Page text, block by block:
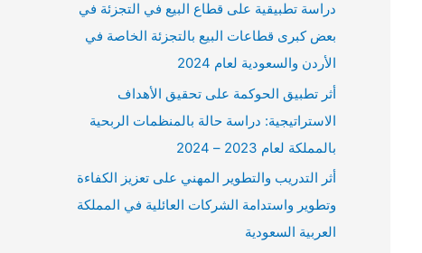
دراسة تطبيقية على قطاع البيع في التجزئة في
بعض كبرى قطاعات البيع بالتجزئة الخاصة في
الأردن والسعودية لعام 2024
أثر تطبيق الحوكمة على تحقيق الأهداف
الاستراتيجية: دراسة حالة بالمنظمات الربحية
بالمملكة لعام 2023 – 2024
أثر التدريب والتطوير المهني على تعزيز الكفاءة
وتطوير واستدامة الشركات العائلية في المملكة
العربية السعودية